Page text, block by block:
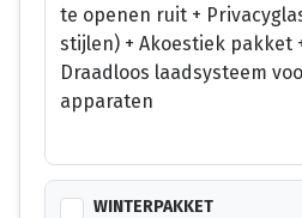
te openen ruit +
stijlen) + Akoestiek pakket
Draadloos laadsysteem
apparaten
WINTERPAKKET